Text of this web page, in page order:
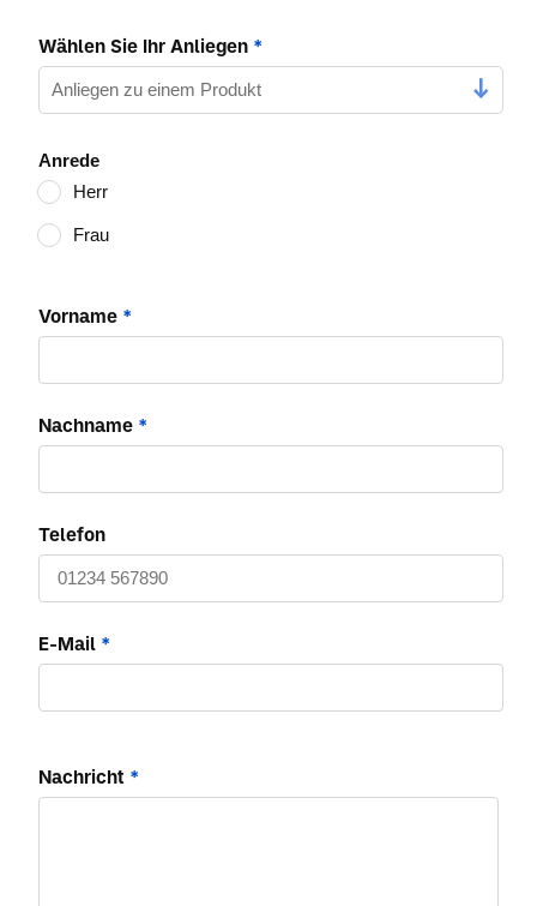
Wählen Sie Ihr Anliegen *
Anrede
Herr
Frau
Vorname *
Nachname *
Telefon
E-Mail *
Nachricht *